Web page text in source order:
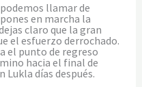
llamar de
en marcha la
claro que la gran
el esfuerzo derrochado.
el punto de regreso
hacia el final de
días después.